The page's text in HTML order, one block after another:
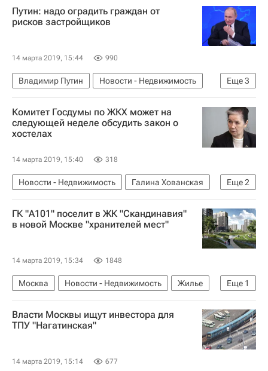
Новости - Недвижимость
Путин: надо оградить граждан от
рисков застройщиков
14 марта 2019, 15:44 990
Еще3
Владимир Путин
Новости - Недвижимость
Жилье
Дольщики Девелоперы
Комитет Госдумы по ЖКХ может на
следующей неделе обсудить закон о
хостелах
14 марта 2019, 15:40 318
Еще2
Новости - Недвижимость
Галина Хованская
Госдума РФ
Хостелы
ГК "А101" поселит в ЖК "Скандинавия"
в новой Москве "хранителей мест"
14 марта 2019, 15:34 1848
Еще 1
Москва Новости - Недвижимость
Жилье
ГК "А101"
Власти Москвы ищут инвестора для
ТПУ "Нагатинская"
14 марта 2019, 15:14 677